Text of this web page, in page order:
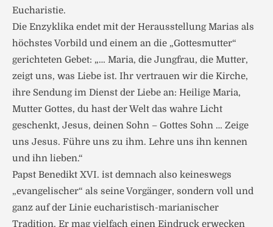
Eucharistie.
Die Enzyklika endet mit der Herausstellung Marias als
höchstes Vorbild und einem an die „Gottesmutter“
gerichteten Gebet: „… Maria, die Jungfrau, die Mutter,
zeigt uns, was Liebe ist. Ihr vertrauen wir die Kirche,
ihre Sendung im Dienst der Liebe an: Heilige Maria,
Mutter Gottes, du hast der Welt das wahre Licht
geschenkt, Jesus, deinen Sohn – Gottes Sohn … Zeige
uns Jesus. Führe uns zu ihm. Lehre uns ihn kennen
und ihn lieben.“
Papst Benedikt XVI. ist demnach also keineswegs
„evangelischer“ als seine Vorgänger, sondern voll und
ganz auf der Linie eucharistisch-marianischer
Tradition. Er mag vielfach einen Eindruck erwecken